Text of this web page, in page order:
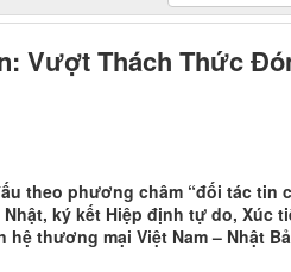
Vượt Thách Thức
theo phương châm “đối tác tin
ký kết Hiệp định tự do, Xúc
hệ thương mại Việt Nam – Nhật